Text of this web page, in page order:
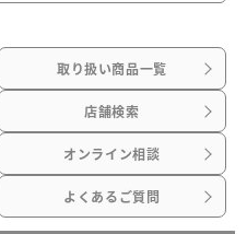
取り扱い商品一覧
店舗検索
オンライン相談
よくあるご質問